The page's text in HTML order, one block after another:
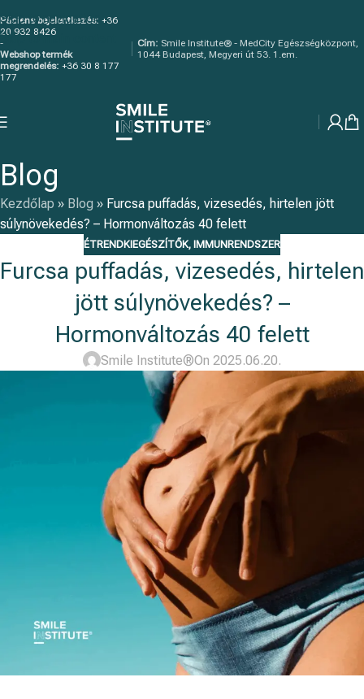
Skip to navigation
Skip to main content
Páciens bejelentkezés: +36
20 932 8426
-
Webshop termék
megrendelés: +36 30 8 177
177
Cím: Smile Institute® - MedCity Egészségközpont,
1044 Budapest, Megyeri út 53. 1.em.
Blog
Kezdőlap » Blog » Furcsa puffadás, vizesedés, hirtelen jött
súlynövekedés? – Hormonváltozás 40 felett
ÉTRENDKIEGÉSZÍTŐK, IMMUNRENDSZER
Furcsa puffadás, vizesedés, hirtelen
jött súlynövekedés? –
Hormonváltozás 40 felett
Smile Institute®On 2025.06.20.